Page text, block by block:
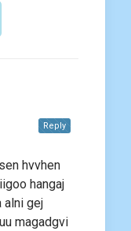
hvvhen
hangaj
alni gej
magadgvi
Reply